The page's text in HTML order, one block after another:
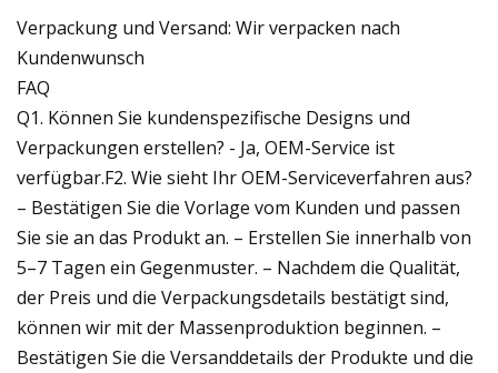
Verpackung und Versand: Wir verpacken nach
Kundenwunsch
FAQ
Q1. Können Sie kundenspezifische Designs und
Verpackungen erstellen? - Ja, OEM-Service ist
verfügbar.F2. Wie sieht Ihr OEM-Serviceverfahren aus?
– Bestätigen Sie die Vorlage vom Kunden und passen
Sie sie an das Produkt an. – Erstellen Sie innerhalb von
5–7 Tagen ein Gegenmuster. – Nachdem die Qualität,
der Preis und die Verpackungsdetails bestätigt sind,
können wir mit der Massenproduktion beginnen. –
Bestätigen Sie die Versanddetails der Produkte und die